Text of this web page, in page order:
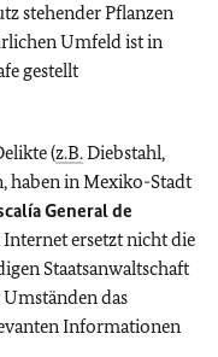
stehender Pflanzen
Umfeld ist in
gestellt
(z.B.Diebstahl,
haben in Mexiko-Stadt
General de
Internet ersetzt nicht die
Staatsanwaltschaft
das
Informationen